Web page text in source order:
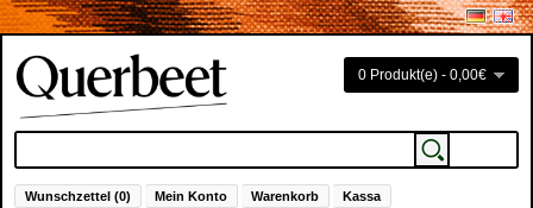
0 Produkt(e) - 0,00€
Wunschzettel (0) Mein Konto Warenkorb Kassa